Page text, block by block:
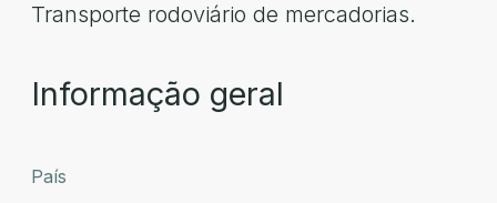
Transporte rodoviário de mercadorias.
Informação geral
País